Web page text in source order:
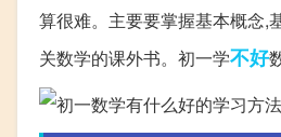
算很难。主要要掌握基本概念,
关数学的课外书。初一学不好